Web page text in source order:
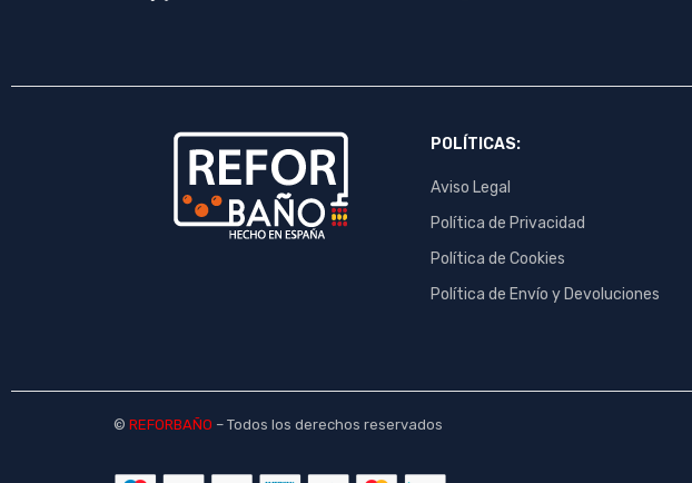
POLÍTICAS:
Aviso Legal
Política de Privacidad
Política de Cookies
Política de Envío y Devoluciones
© REFORBAÑO – Todos los derechos reservados